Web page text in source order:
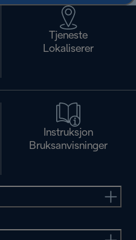
Tjeneste
Lokaliserer
Instruksjon
Bruksanvisninger